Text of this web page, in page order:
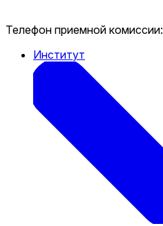
Телефон приемной комиссии:
Институт